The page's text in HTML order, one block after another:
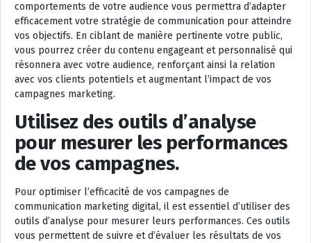
comportements de votre audience vous permettra d’adapter
efficacement votre stratégie de communication pour atteindre
vos objectifs. En ciblant de manière pertinente votre public,
vous pourrez créer du contenu engageant et personnalisé qui
résonnera avec votre audience, renforçant ainsi la relation
avec vos clients potentiels et augmentant l’impact de vos
campagnes marketing.
Utilisez des outils d’analyse
pour mesurer les performances
de vos campagnes.
Pour optimiser l’efficacité de vos campagnes de
communication marketing digital, il est essentiel d’utiliser des
outils d’analyse pour mesurer leurs performances. Ces outils
vous permettent de suivre et d’évaluer les résultats de vos